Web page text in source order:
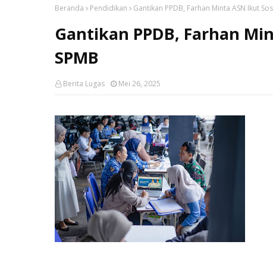
Beranda Pendidikan Gantikan PPDB, Farhan Minta ASN Ikut
Gantikan PPDB, Farhan
SPMB
Berita Lugas Mei 26, 2025